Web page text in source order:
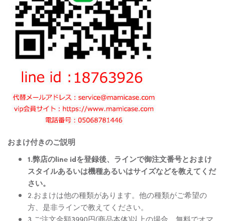
おまけ付きのご説明
1.弊店のline idを登録後、ラインで御注文番号とおまけ
スタイルあるいは機種あるいはサイズなどを教えてくだ
さい。
2.おまけは他の種類があります。他の種類がご希望の
方、是非ラインで教えてください。